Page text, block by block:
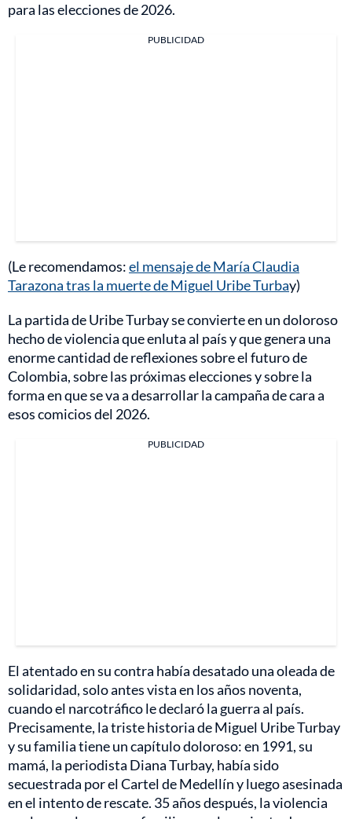
para las elecciones de 2026.
PUBLICIDAD
(Le recomendamos:el mensaje de María Claudia
Tarazona tras la muerte de Miguel Uribe Turbay)
La partida de Uribe Turbay se convierte en un doloroso
hecho de violencia que enluta al país y que genera una
enorme cantidad de reflexiones sobre el futuro de
Colombia, sobre las próximas elecciones y sobre la
forma en que se va a desarrollar la campaña de cara a
esos comicios del 2026.
PUBLICIDAD
El atentado en su contra había desatado una oleada de
solidaridad, solo antes vista en los años noventa,
cuando el narcotráfico le declaró la guerra al país.
Precisamente, la triste historia de Miguel Uribe Turbay
y su familia tiene un capítulo doloroso: en 1991, su
mamá, la periodista Diana Turbay, había sido
secuestrada por el Cartel de Medellín y luego asesinada
en el intento de rescate. 35 años después, la violencia